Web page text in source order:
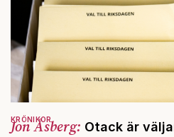
Jon Åsberg: Otack är
KRÖNIKOR